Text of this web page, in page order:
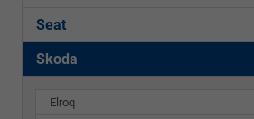
Seat
Skoda
Elroq